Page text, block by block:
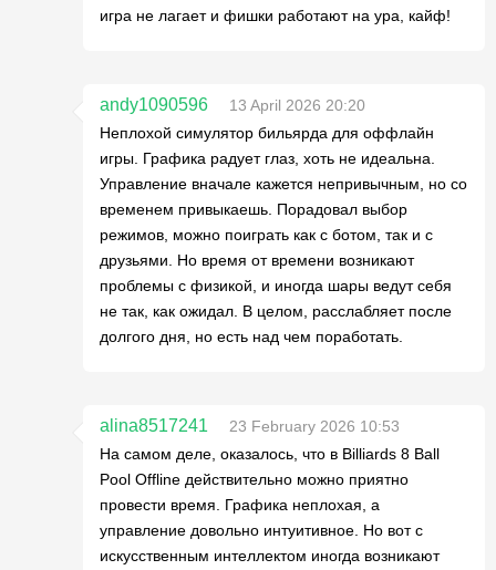
игра не лагает и фишки работают на ура, кайф!
andy1090596
13 April 2026 20:20
Неплохой симулятор бильярда для оффлайн
игры. Графика радует глаз, хоть не идеальна.
Управление вначале кажется непривычным, но со
временем привыкаешь. Порадовал выбор
режимов, можно поиграть как с ботом, так и с
друзьями. Но время от времени возникают
проблемы с физикой, и иногда шары ведут себя
не так, как ожидал. В целом, расслабляет после
долгого дня, но есть над чем поработать.
alina8517241
23 February 2026 10:53
На самом деле, оказалось, что в Billiards 8 Ball
Pool Offline действительно можно приятно
провести время. Графика неплохая, а
управление довольно интуитивное. Но вот с
искусственным интеллектом иногда возникают